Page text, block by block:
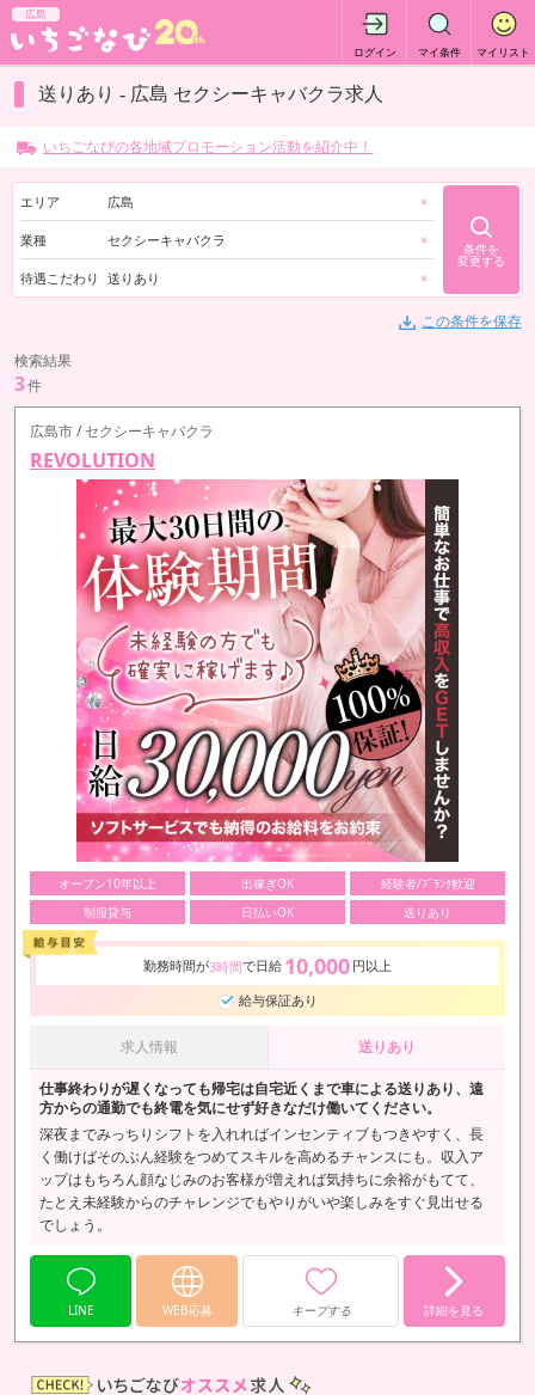
広島
ログイン マイ条件 マイリスト
送りあり - 広島 セクシーキャバクラ求人
いちごなびの各地域プロモーション活動を紹介中！
エリア 広島 ×
業種 セクシーキャバクラ ×
待遇こだわり 送りあり ×
条件を
変更する
この条件を保存
検索結果
3件
広島市 / セクシーキャバクラ
REVOLUTION
オープン10年以上 出稼ぎOK
経験者/ﾌﾞﾗﾝｸ歓迎
制服貸与
日払いOK 送りあり
勤務時間が3時間で日給 10,000 円以上
給与保証あり
求人情報 送りあり
仕事終わりが遅くなっても帰宅は自宅近くまで車による送りあり、遠
方からの通勤でも終電を気にせず好きなだけ働いてください。
深夜までみっちりシフトを入れればインセンティブもつきやすく、長
く働けばそのぶん経験をつめてスキルを高めるチャンスにも。収入ア
ップはもちろん顔なじみのお客様が増えれば気持ちに余裕がもてて、
たとえ未経験からのチャレンジでもやりがいや楽しみをすぐ見出せる
でしょう。
LINE WEB応募 キープする 詳細を見る